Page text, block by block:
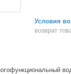
возврат